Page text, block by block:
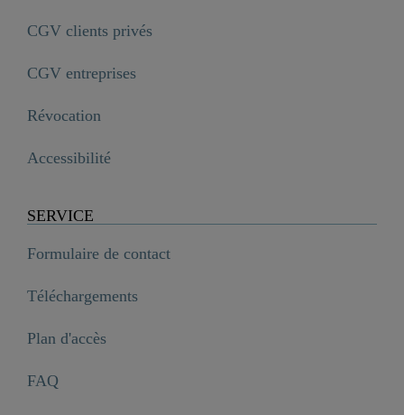
CGV clients privés
CGV entreprises
Révocation
Accessibilité
SERVICE
Formulaire de contact
Téléchargements
Plan d'accès
FAQ